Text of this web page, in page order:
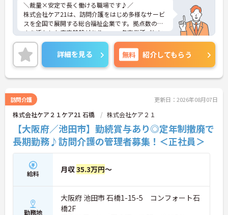
＼裁量×安定で長く働ける職場です♪／
株式会社ケア21は、訪問介護をはじめ多様なサービ
スを全国で展開する総合福祉企業です。拠点数の多
さを活かした安定基盤がありつつ、各事業所ごとに
運営の裁量があり、現場発信で動けるのが魅力で
す。利用者様の在宅から施設まで幅広く関われるた
め、視野を広げながらスキルアップが可能。本部や
エリアマネージャーのサポート体制も整っており、
「一人で抱え込まない」安心感があります。長期的
■ 「高収入×納得感」しっかり稼げる環境
役割に応じた給与でモチベーションもアップ♪
・月給35万円以上＋役付手当6万円込み
・特定処遇加算が給与に反映
・複数手当が整い、役割に応じた給与のバランス◎
→ 「頑張りが収入に見える」仕組みが整っています
■ 運営に関わるやりがいあるポジション♪
自分の考えを活かした事業所づくりが可能！
詳細を見る 無料 紹介してもらう
訪問介護 更新日：2026年08月07日
株式会社ケア２１ケア21 石橋 株式会社ケア２１
【大阪府／池田市】勤続賞与あり◎定年制撤廃で
長期勤務♪訪問介護の管理者募集！＜正社員＞
給料 月収35.3万円～
勤務地
大阪府 池田市 石橋1-15-5 コンフォート石
橋2F